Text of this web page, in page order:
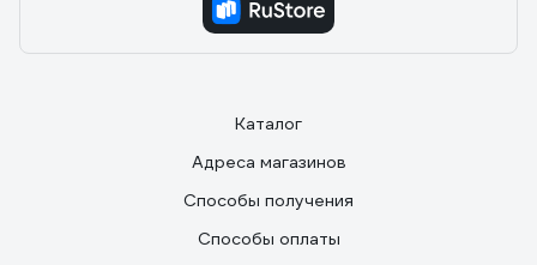
Каталог
Адреса магазинов
Способы получения
Способы оплаты